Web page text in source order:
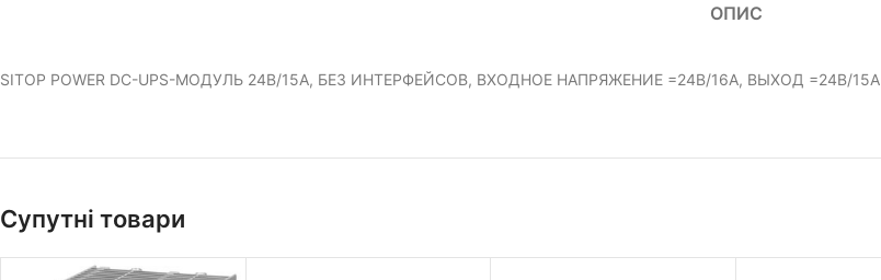
ОПИС
SITOP POWER DC-UPS-МОДУЛЬ 24В/15А, БЕЗ ИНТЕРФЕЙСОВ, ВХОДНОЕ НАПРЯЖЕНИЕ =24В/16А, ВЫХОД =24В/15А
Супутні товари